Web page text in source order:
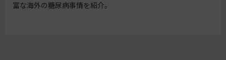
富な海外の糖尿病事情を紹介。